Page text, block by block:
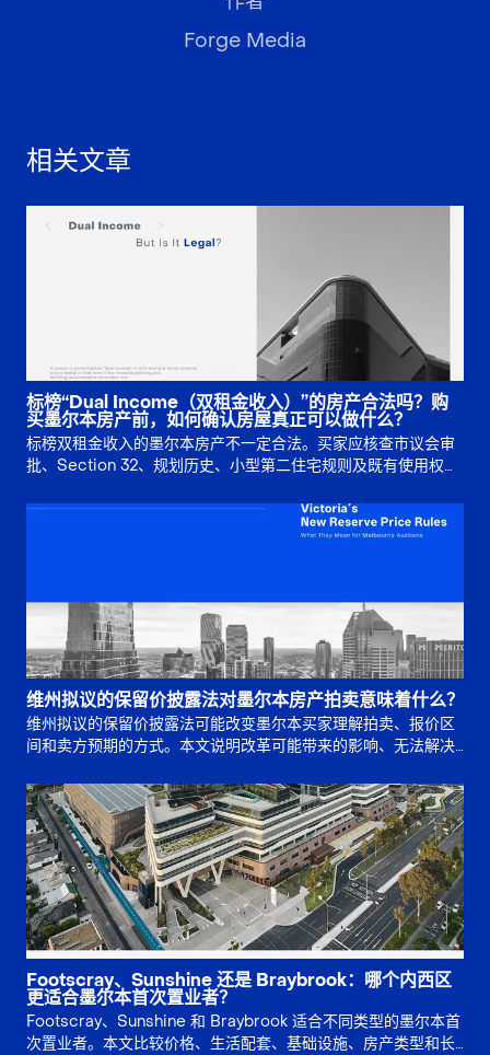
Forge Media
相关文章
标榜“Dual Income（双租金收入）”的房产合法吗？购
买墨尔本房产前，如何确认房屋真正可以做什么？
标榜双租金收入的墨尔本房产不一定合法。买家应核查市议会审
批、Section 32、规划历史、小型第二住宅规则及既有使用权，
维州拟议的保留价披露法对墨尔本房产拍卖意味着什么？
维州拟议的保留价披露法可能改变墨尔本买家理解拍卖、报价区
间和卖方预期的方式。本文说明改革可能带来的影响、无法解决
Footscray、Sunshine 还是 Braybrook：哪个内西区
更适合墨尔本首次置业者？
Footscray、Sunshine 和 Braybrook 适合不同类型的墨尔本首
次置业者。本文比较价格、生活配套、基础设施、房产类型和长